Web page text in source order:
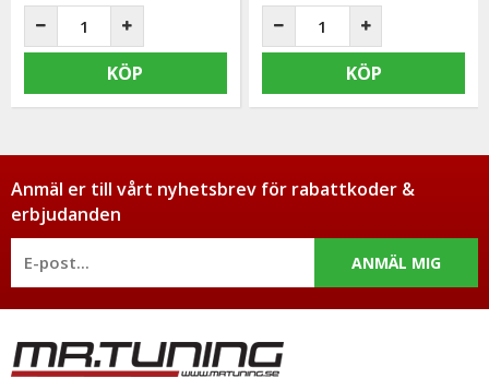
KÖP KÖP
Anmäl er till vårt nyhetsbrev för rabattkoder &
erbjudanden
ANMÄL MIG